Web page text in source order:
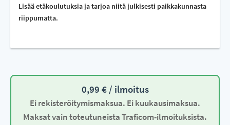
Lisää etäkoulutuksia ja tarjoa niitä julkisesti paikkakunnasta
riippumatta.
0,99 € / ilmoitus
Ei rekisteröitymismaksua. Ei kuukausimaksua.
Maksat vain toteutuneista Traficom-ilmoituksista.